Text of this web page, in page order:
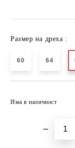
Размер на дреха :
60 64
Има в наличност